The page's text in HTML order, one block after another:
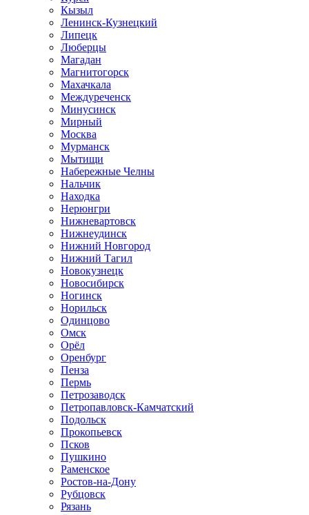
Кызыл
Ленинск-Кузнецкий
Липецк
Люберцы
Магадан
Магнитогорск
Махачкала
Междуреченск
Минусинск
Мирный
Москва
Мурманск
Мытищи
Набережные Челны
Нальчик
Находка
Нерюнгри
Нижневартовск
Нижнеудинск
Нижний Новгород
Нижний Тагил
Новокузнецк
Новосибирск
Ногинск
Норильск
Одинцово
Омск
Орёл
Оренбург
Пенза
Пермь
Петрозаводск
Петропавловск-Камчатский
Подольск
Прокопьевск
Псков
Пушкино
Раменское
Ростов-на-Дону
Рубцовск
Рязань